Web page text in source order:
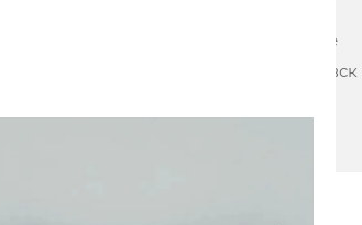
Актобе
Петропавловск